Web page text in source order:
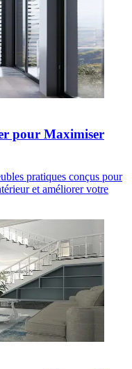
pour Maximiser
pratiques conçus pour
et améliorer votre